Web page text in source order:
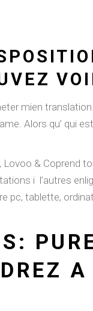
mien
Alors qu’ qui
& Coprend
i l’autres
pc, tablette,